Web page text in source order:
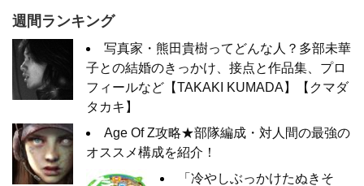
週間ランキング
写真家・熊田貴樹ってどんな人？多部未華
子との結婚のきっかけ、接点と作品集、プロ
フィールなど【TAKAKI KUMADA】【クマダ
タカキ】
Age Of Z攻略★部隊編成・対人間の最強の
オススメ構成を紹介！
「冷やしぶっかけたぬきそ